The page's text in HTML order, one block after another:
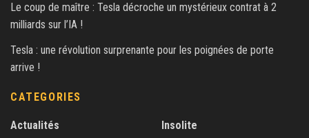
Le coup de maître : Tesla décroche un mystérieux contrat à 2
milliards sur l’IA !
Tesla : une révolution surprenante pour les poignées de porte
arrive !
CATEGORIES
Actualités
Insolite